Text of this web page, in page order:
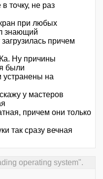
точку, не раз
при любых
знающий
причем
Ну причины
были
устранены на
у мастеров
причем они только
так сразу вечная
operating system".